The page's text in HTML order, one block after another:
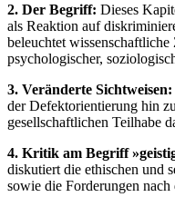
2. Der Begriff: Dieses
als Reaktion auf
beleuchtet
psychologischer,
3. Veränderte Sichtweisen:
der Defektorientierung hin
gesellschaftlichen Teilhabe
4. Kritik am Begriff
diskutiert die ethischen und
sowie die Forderungen